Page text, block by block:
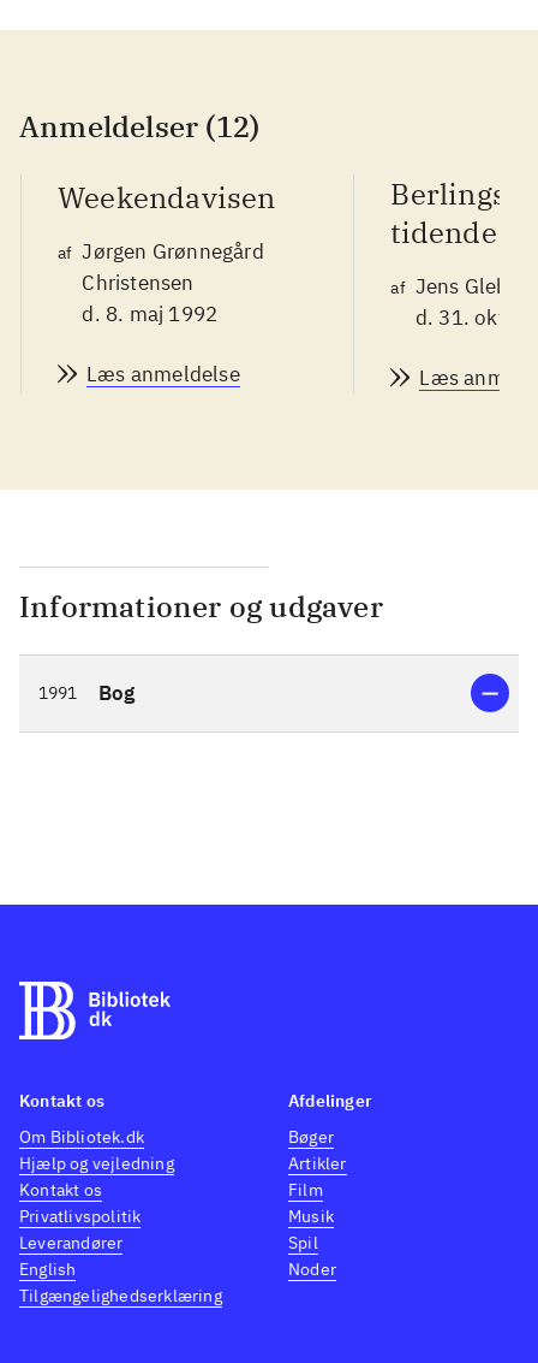
Anmeldelser (12)
Weekendavisen
af Jørgen Grønnegård
Christensen
d. 8. maj 1992
Læs anmeldelse
tidende
af Jens Glebe-
d. 31. okt.
Læs
Informationer og udgaver
1991 Bog
Kontakt os
Om Bibliotek.dk
Hjælp og vejledning
Kontakt os
Privatlivspolitik
Leverandører
English
Tilgængelighedserklæring
Afdelinger
Bøger
Artikler
Film
Musik
Spil
Noder